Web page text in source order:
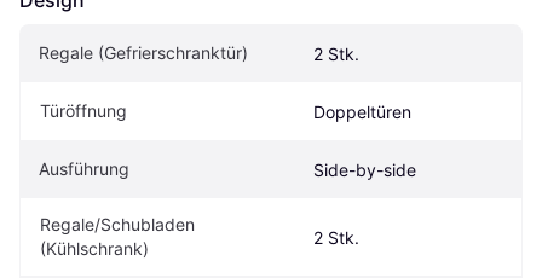
Regale (Gefrierschranktür) 2 Stk.
Türöffnung Doppeltüren
Ausführung Side-by-side
Regale/Schubladen
(Kühlschrank)
2 Stk.